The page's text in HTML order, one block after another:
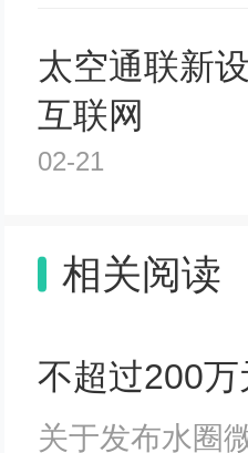
太空通联新
互联网
02-21
相关阅读
关于发布水圈